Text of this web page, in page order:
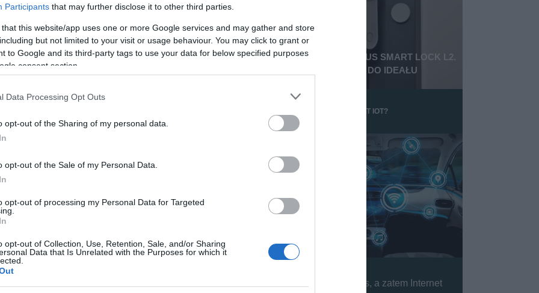
Participants that may further disclose it to other third parties.
that this website/app uses one or more Google services and may gather and store
but not limited to your visit or usage behaviour. You may click to grant or
to Google and its third-party tags to use your data for below specified purposes
consent section.
Data Processing Opt Outs
opt-out of the Sharing of my personal data.
opt-out of the Sale of my Personal Data.
opt-out of processing my Personal Data for Targeted
opt-out of Collection, Use, Retention, Sale, and/or Sharing
Data that Is Unrelated with the Purposes for which it
diagnozowaniu nowotworów
MARTA BORKOWSKA
Gadu-Gadu z osobistym
pomoże?
Inteligentne telewizory mają
zyskać nową aplikację. Elon
Musk tworzy X TV
RECENZJA YALE LINUS SMART LOCK L2.
DWA KROKI DO IDEAŁU
CZYM JEST IOT?
IoT (Internet of Things, a zatem Internet